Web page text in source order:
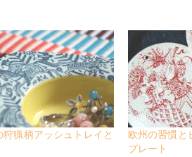
猟柄アッシュトレイと
欧州の習慣と
プレート